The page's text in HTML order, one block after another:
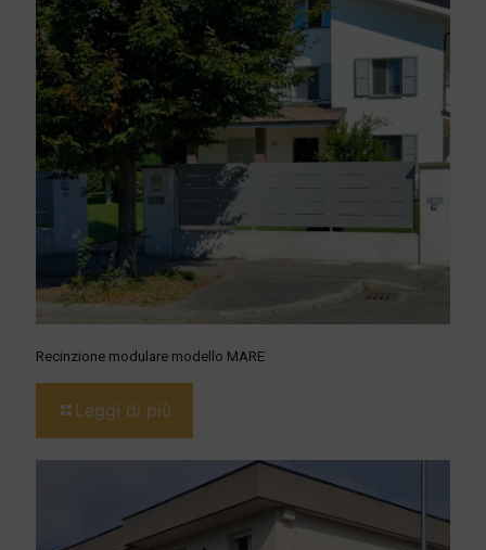
Recinzione modulare modello MARE
Leggi di più